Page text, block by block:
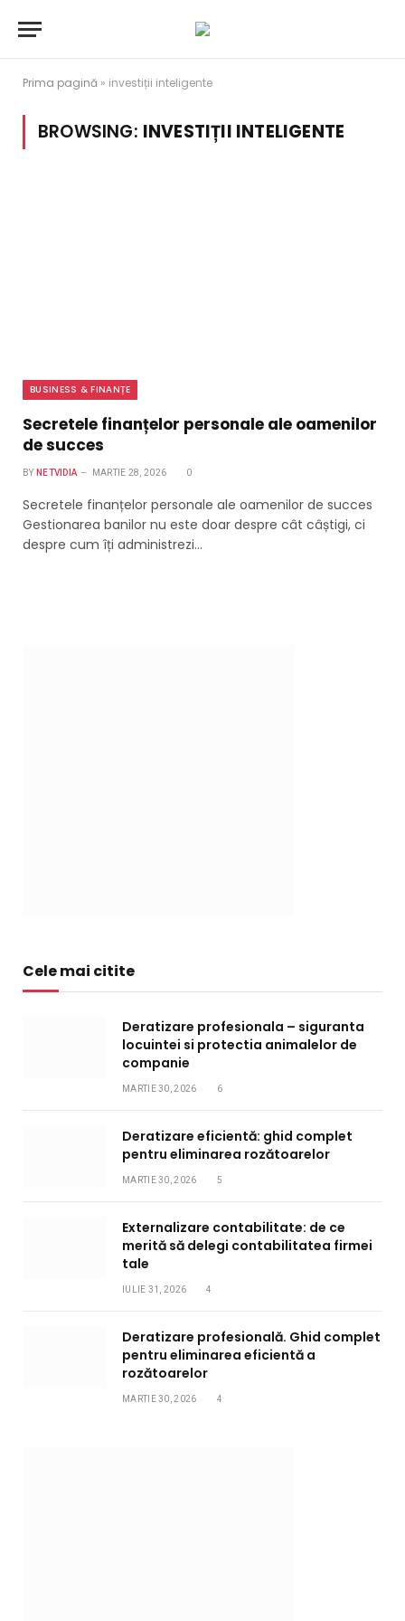
Prima pagină » investiții inteligente
BROWSING: INVESTIȚII INTELIGENTE
BUSINESS & FINANȚE
Secretele finanțelor personale ale oamenilor
de succes
BY NETVIDIA MARTIE 28, 2026 0
Secretele finanțelor personale ale oamenilor de succes
Gestionarea banilor nu este doar despre cât câștigi, ci
despre cum îți administrezi…
Cele mai citite
Deratizare profesionala – siguranta
locuintei si protectia animalelor de
companie
MARTIE 30, 2026 6
Deratizare eficientă: ghid complet
pentru eliminarea rozătoarelor
MARTIE 30, 2026 5
Externalizare contabilitate: de ce
merită să delegi contabilitatea firmei
tale
IULIE 31, 2026 4
Deratizare profesională. Ghid complet
pentru eliminarea eficientă a
rozătoarelor
MARTIE 30, 2026 4